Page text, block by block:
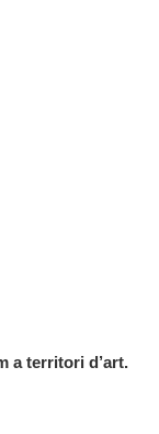
a territori d’art.